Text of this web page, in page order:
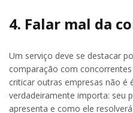
4. Falar mal da
Um serviço deve se destacar
comparação com concorrentes
criticar outras empresas não é
verdadeiramente importa: seu
apresenta e como ele